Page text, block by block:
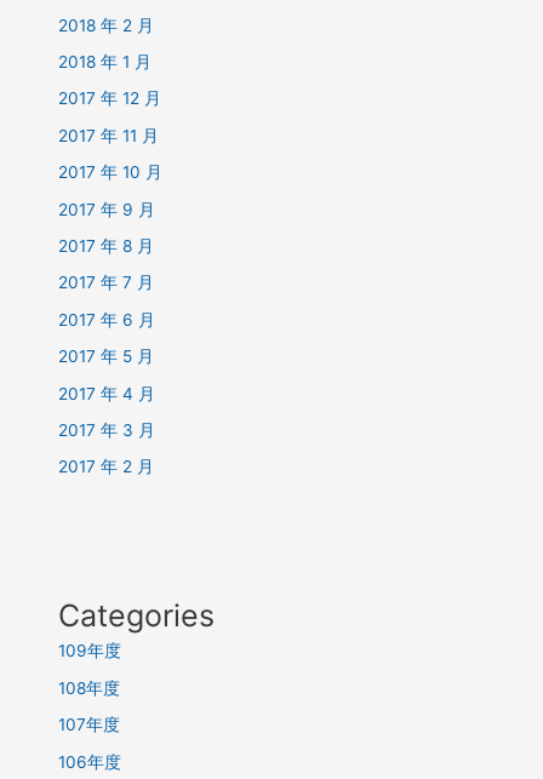
2018 年 2 月
2018 年 1 月
2017 年 12 月
2017 年 11 月
2017 年 10 月
2017 年 9 月
2017 年 8 月
2017 年 7 月
2017 年 6 月
2017 年 5 月
2017 年 4 月
2017 年 3 月
2017 年 2 月
Categories
109年度
108年度
107年度
106年度